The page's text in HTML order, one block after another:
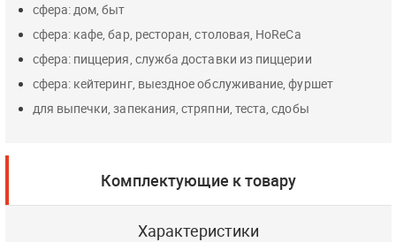
сфера: дом, быт
сфера: кафе, бар, ресторан, столовая, HoReCa
сфера: пиццерия, служба доставки из пиццерии
сфера: кейтеринг, выездное обслуживание, фуршет
для выпечки, запекания, стряпни, теста, сдобы
Комплектующие к товару
Характеристики